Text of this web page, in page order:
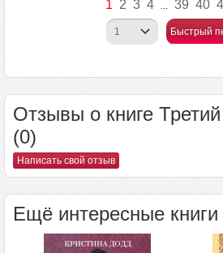
1 2 3 4 ... 39 40
Быстрый
Отзывы о книге
(0)
Написать свой отзыв
Ещё интересные книги